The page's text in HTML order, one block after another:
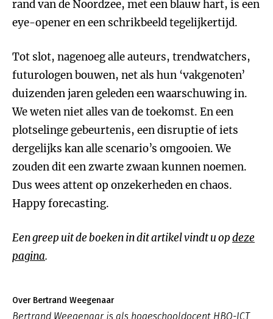
rand van de Noordzee, met een blauw hart, is een
eye-opener en een schrikbeeld tegelijkertijd.
Tot slot, nagenoeg alle auteurs, trendwatchers,
futurologen bouwen, net als hun ‘vakgenoten’
duizenden jaren geleden een waarschuwing in.
We weten niet alles van de toekomst. En een
plotselinge gebeurtenis, een disruptie of iets
dergelijks kan alle scenario’s omgooien. We
zouden dit een zwarte zwaan kunnen noemen.
Dus wees attent op onzekerheden en chaos.
Happy forecasting.
Een greep uit de boeken in dit artikel vindt u opdeze
pagina.
Over Bertrand Weegenaar
Bertrand Weegenaar is als hogeschooldocent HBO-ICT